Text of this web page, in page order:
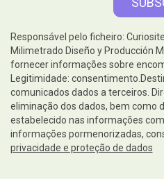
Responsável pelo ficheiro:
Milimetrado Diseño y Producción
fornecer informações sobre
Legitimidade:
comunicados dados a terceiros.
eliminação dos dados, bem como
estabelecido nas informações
informações pormenorizadas,
privacidade e proteção de dados